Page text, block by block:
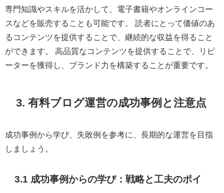
専門知識やスキルを活かして、電子書籍やオンラインコー
スなどを販売することも可能です。 読者にとって価値のあ
るコンテンツを提供することで、継続的な収益を得ること
ができます。 高品質なコンテンツを提供することで、リピ
ーターを獲得し、ブランド力を構築することが重要です。
3. 有料ブログ運営の成功事例と注意点
成功事例から学び、失敗例を参考に、長期的な運営を目指
しましょう。
3.1 成功事例からの学び：戦略と工夫のポイ